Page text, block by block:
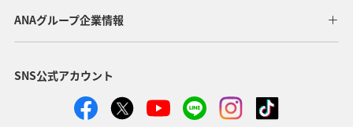
夏 沖縄 名古屋 フォトジェニックな写真を撮る
ワカサギ 川
ANAグループ企業情報
SNS公式アカウント